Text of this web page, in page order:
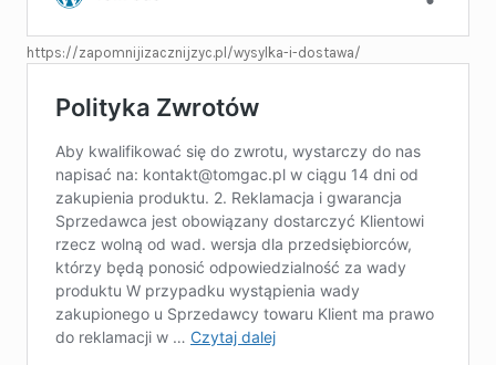
https://zapomnijizacznijzyc.pl/wysylka-i-dostawa/